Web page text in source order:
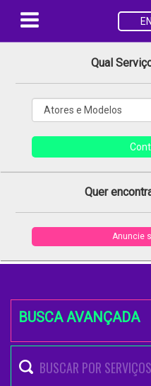
Qual
Quer
Anuncie
BUSCA AVANÇADA